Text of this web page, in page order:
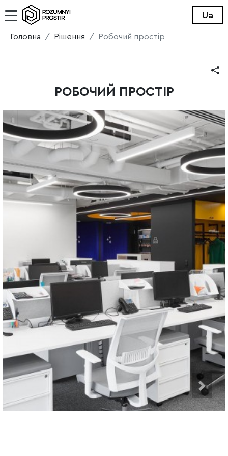
Ua
Головна Рiшення Робочий простір
РОБОЧИЙ ПРОСТІР